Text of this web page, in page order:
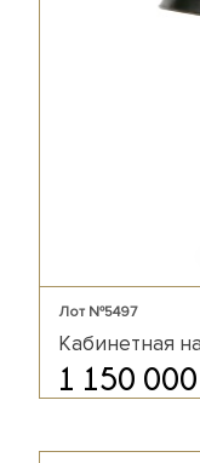
Лот №5497
Кабинетная
1 150 000